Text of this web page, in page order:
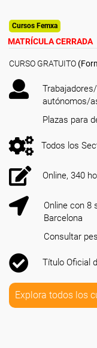
Cursos Femxa
MATRÍCULA CERRADA
CURSO GRATUITO
autónomos/
Plazas para
Todos los
Online, 340
Online con 8
Barcelona
Consultar
Título Oficial
Explora todos los